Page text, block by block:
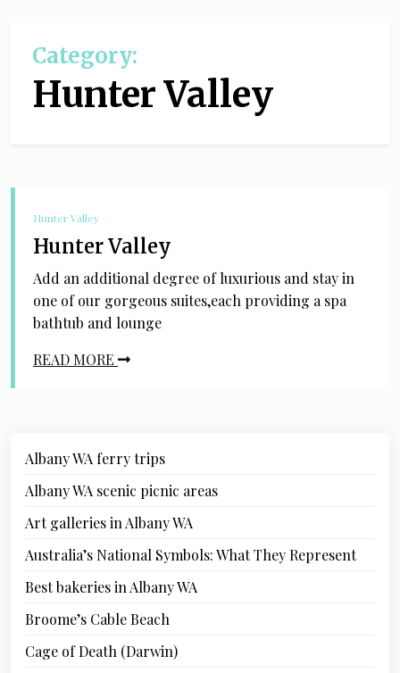
Category:
Hunter Valley
Hunter Valley
Hunter Valley
Add an additional degree of luxurious and stay in
one of our gorgeous suites,each providing a spa
bathtub and lounge
READ MORE
Albany WA ferry trips
Albany WA scenic picnic areas
Art galleries in Albany WA
Australia’s National Symbols: What They Represent
Best bakeries in Albany WA
Broome’s Cable Beach
Cage of Death (Darwin)